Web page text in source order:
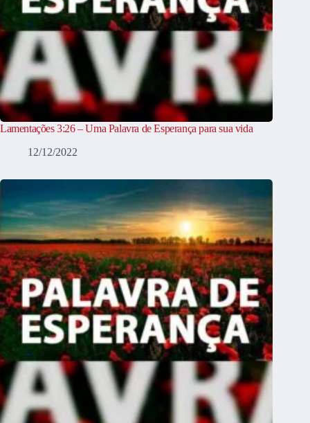
Lamentações 3:26 – Uma Palavra de Esperança para sua vida
12/12/2022